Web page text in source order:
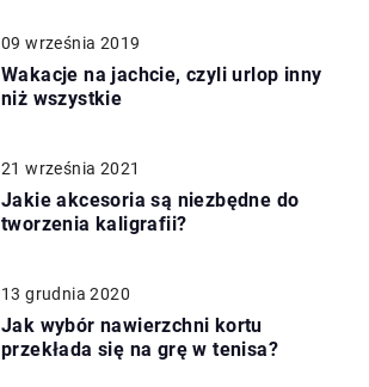
09 września 2019
Wakacje na jachcie, czyli urlop inny
niż wszystkie
21 września 2021
Jakie akcesoria są niezbędne do
tworzenia kaligrafii?
13 grudnia 2020
Jak wybór nawierzchni kortu
przekłada się na grę w tenisa?